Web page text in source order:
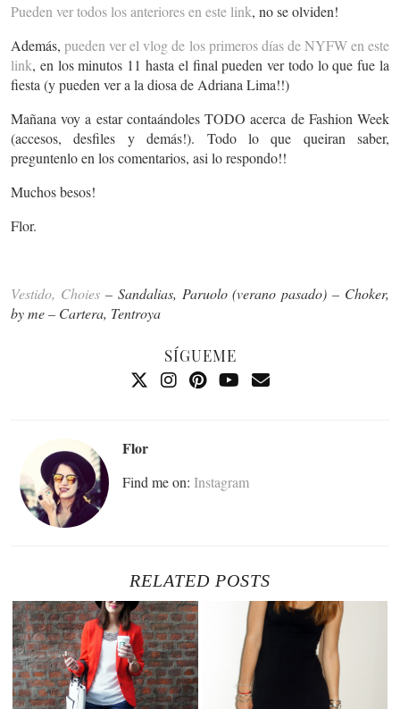
Pueden ver todos los anteriores en este link, no se olviden!
Además,pueden ver el vlog de los primeros días de NYFW en este
link, en los minutos 11 hasta el final pueden ver todo lo que fue la
fiesta (y pueden ver a la diosa de Adriana Lima!!)
Mañana voy a estar contaándoles TODO acerca de Fashion Week
(accesos, desfiles y demás!). Todo lo que queiran saber,
preguntenlo en los comentarios, asi lo respondo!!
Muchos besos!
Flor.
Vestido, Choies– Sandalias, Paruolo (verano pasado) – Choker,
by me – Cartera, Tentroya
SÍGUEME
Flor
Find me on: Instagram
RELATED POSTS